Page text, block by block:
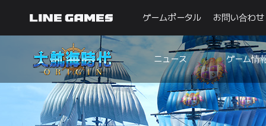
ゲームポータル お問い合わせ
ニュース
お知らせ
アップデート
ゲーム情
ガイド